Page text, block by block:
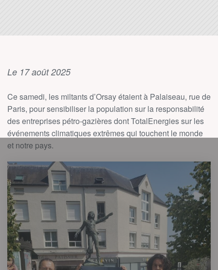
Le 17 août 2025
Ce samedi, les miltants d’Orsay étaient à Palaiseau, rue de
Paris, pour sensibiliser la population sur la responsabilité
des entreprises pétro-gazières dont TotalEnergies sur les
événements climatiques extrêmes qui touchent le monde
et notre pays.